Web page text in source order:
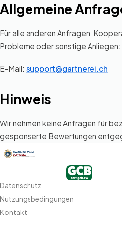
Allgemeine
Für alle anderen Anfragen,
Probleme oder sonstige Anliegen:
E-Mail: support@gartnerei.ch
Hinweis
Wir nehmen keine Anfragen für
gesponserte Bewertungen
Datenschutz
Nutzungsbedingungen
Kontakt